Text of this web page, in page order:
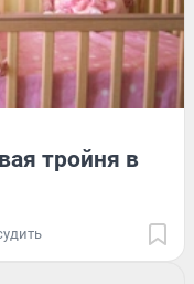
тройня в